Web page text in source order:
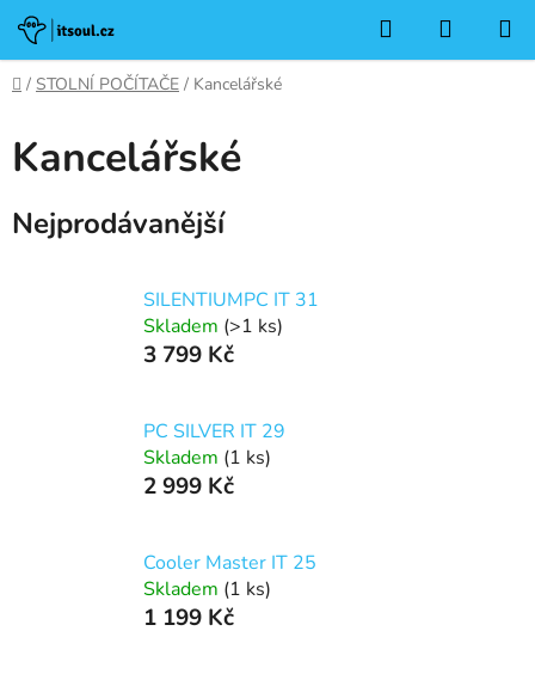
Přejít
na
obsah
Hledat
KOŠÍK
Domů
/ STOLNÍ POČÍTAČE / Kancelářské
Kancelářské
Nejprodávanější
SILENTIUMPC IT 31
Skladem (>1 ks)
3 799 Kč
PC SILVER IT 29
Skladem (1 ks)
2 999 Kč
Cooler Master IT 25
Skladem (1 ks)
1 199 Kč